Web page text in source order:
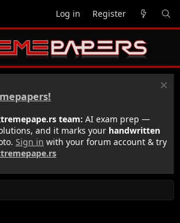
Log in Register
team: AI exam prep —
and it marks your handwritten
Sign in with your forum account & try